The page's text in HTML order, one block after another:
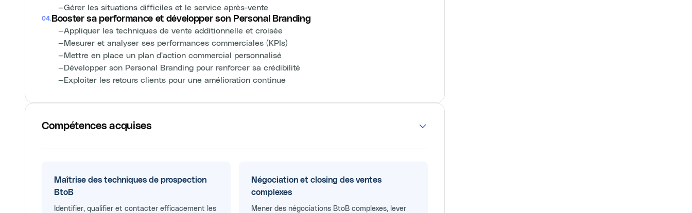
—Gérer les situations difficiles et le service après-vente
04. Booster sa performance et développer son Personal Branding
—Appliquer les techniques de vente additionnelle et croisée
—Mesurer et analyser ses performances commerciales (KPIs)
—Mettre en place un plan d'action commercial personnalisé
—Développer son Personal Branding pour renforcer sa crédibilité
—Exploiter les retours clients pour une amélioration continue
Compétences acquises
Maîtrise des techniques de prospection
BtoB
Identifier, qualifier et contacter efficacement les
Négociation et closing des ventes
complexes
Mener des négociations BtoB complexes, lever